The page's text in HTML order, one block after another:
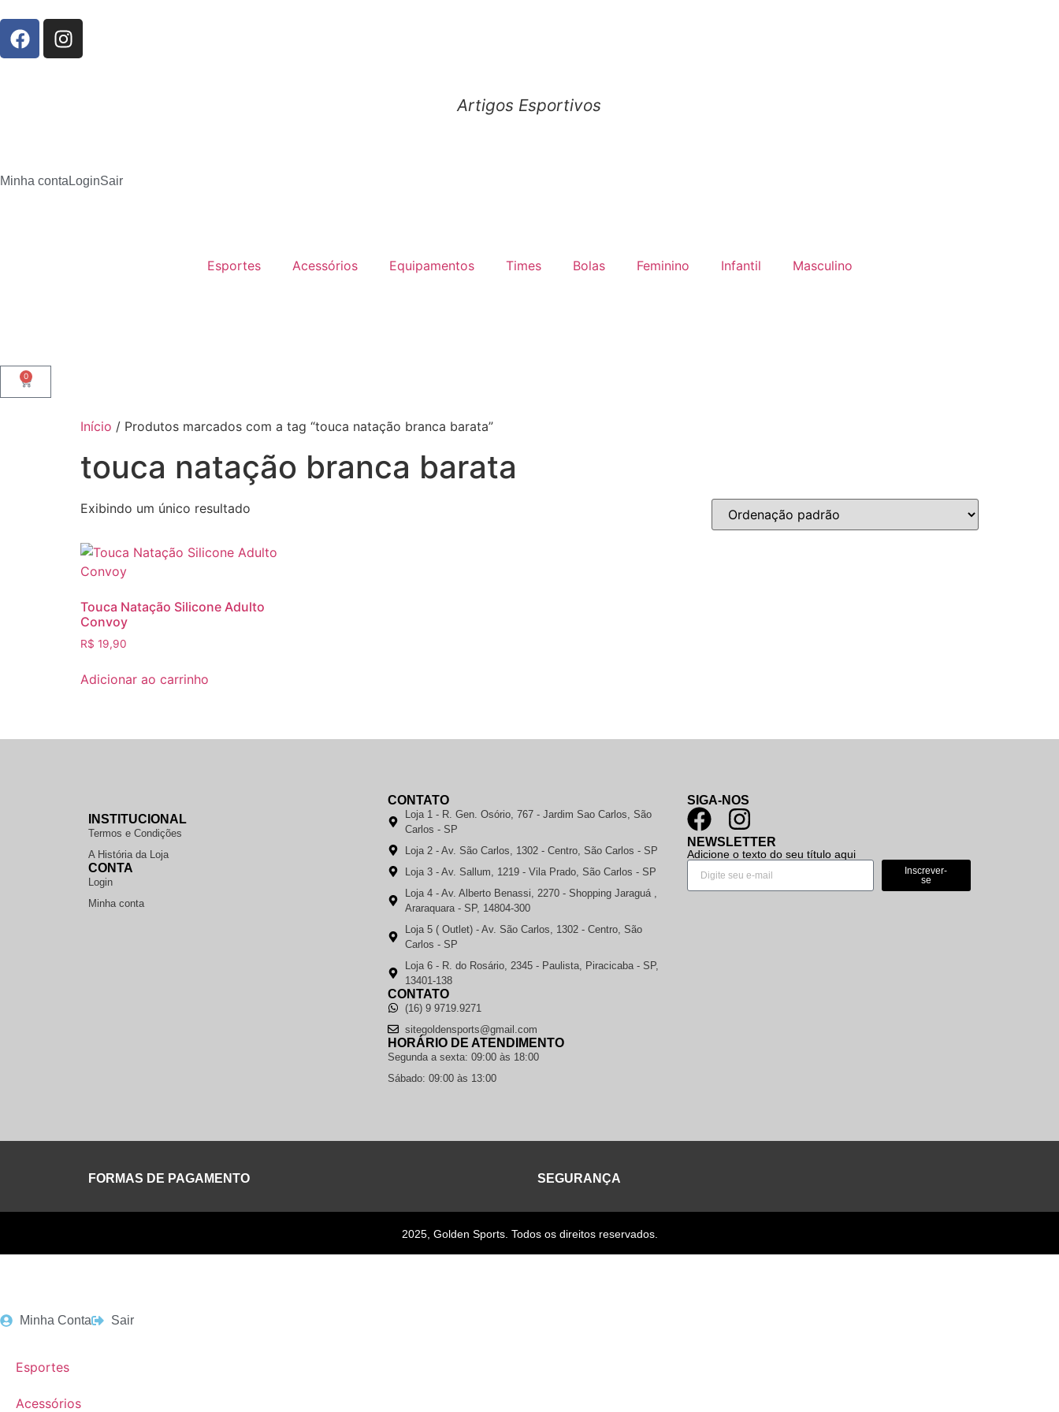
Artigos Esportivos
Minha conta LoginSair
Esportes Acessórios Equipamentos Times Bolas Feminino Infantil Masculino
0
Início / Produtos marcados com a tag “touca natação branca barata”
touca natação branca barata
Exibindo um único resultado
Touca Natação Silicone Adulto
Convoy
R$ 19,90
Adicionar ao carrinho
INSTITUCIONAL
Termos e Condições
A História da Loja
CONTA
Login
Minha conta
CONTATO
Loja 1 - R. Gen. Osório, 767 - Jardim Sao Carlos, São
Carlos - SP
Loja 2 - Av. São Carlos, 1302 - Centro, São Carlos - SP
Loja 3 - Av. Sallum, 1219 - Vila Prado, São Carlos - SP
Loja 4 - Av. Alberto Benassi, 2270 - Shopping Jaraguá ,
Araraquara - SP, 14804-300
Loja 5 ( Outlet) - Av. São Carlos, 1302 - Centro, São
Carlos - SP
Loja 6 - R. do Rosário, 2345 - Paulista, Piracicaba - SP,
13401-138
CONTATO
(16) 9 9719.9271
sitegoldensports@gmail.com
HORÁRIO DE ATENDIMENTO
Segunda a sexta: 09:00 às 18:00
Sábado: 09:00 às 13:00
SIGA-NOS
NEWSLETTER
Adicione o texto do seu título aqui
Inscrever-
se
FORMAS DE PAGAMENTO SEGURANÇA
2025, Golden Sports. Todos os direitos reservados.
Minha Conta Sair
Esportes
Acessórios